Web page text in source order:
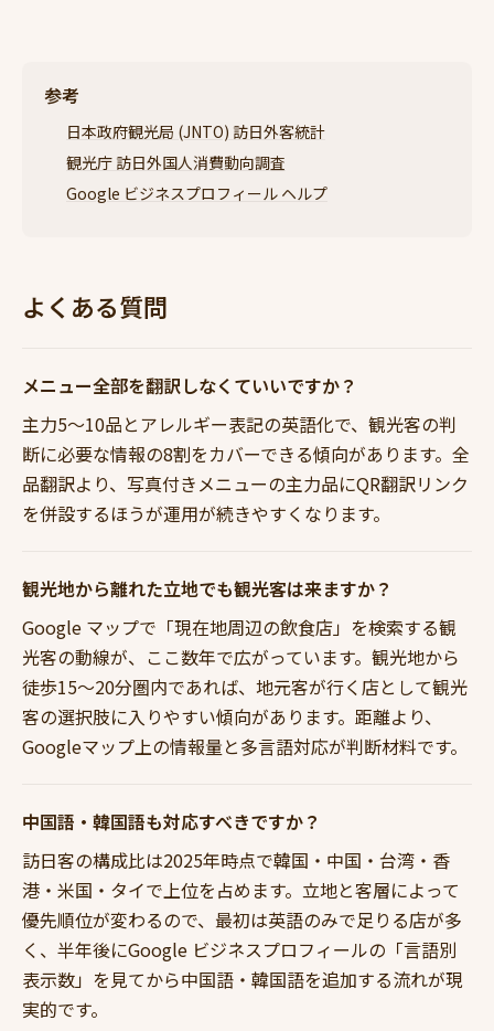
参考
日本政府観光局 (JNTO) 訪日外客統計
観光庁 訪日外国人消費動向調査
Google ビジネスプロフィール ヘルプ
よくある質問
メニュー全部を翻訳しなくていいですか？
主力5〜10品とアレルギー表記の英語化で、観光客の判
断に必要な情報の8割をカバーできる傾向があります。全
品翻訳より、写真付きメニューの主力品にQR翻訳リンク
を併設するほうが運用が続きやすくなります。
観光地から離れた立地でも観光客は来ますか？
Google マップで「現在地周辺の飲食店」を検索する観
光客の動線が、ここ数年で広がっています。観光地から
徒歩15〜20分圏内であれば、地元客が行く店として観光
客の選択肢に入りやすい傾向があります。距離より、
Googleマップ上の情報量と多言語対応が判断材料です。
中国語・韓国語も対応すべきですか？
訪日客の構成比は2025年時点で韓国・中国・台湾・香
港・米国・タイで上位を占めます。立地と客層によって
優先順位が変わるので、最初は英語のみで足りる店が多
く、半年後にGoogle ビジネスプロフィールの「言語別
表示数」を見てから中国語・韓国語を追加する流れが現
実的です。